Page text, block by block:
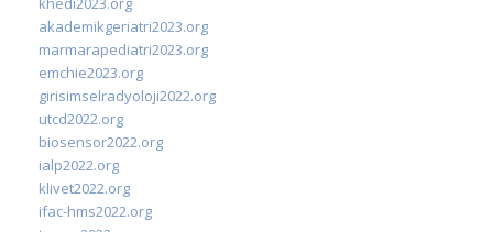
akademikgeriatri2023.org
marmarapediatri2023.org
emchie2023.org
girisimselradyoloji2022.org
utcd2022.org
biosensor2022.org
ialp2022.org
klivet2022.org
ifac-hms2022.org